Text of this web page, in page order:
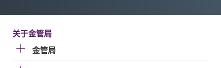
关于金管局
金管局